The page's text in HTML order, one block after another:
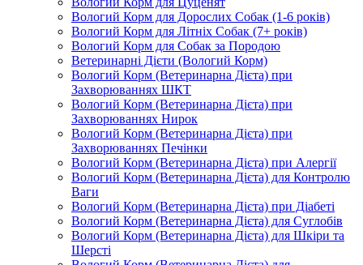
Вологий Корм для Дорослих Собак (1-6 років)
Вологий Корм для Літніх Собак (7+ років)
Вологий Корм для Собак за Породою
Ветеринарні Дієти (Вологий Корм)
Вологий Корм (Ветеринарна Дієта) при
Захворюваннях ШКТ
Вологий Корм (Ветеринарна Дієта) при
Захворюваннях Нирок
Вологий Корм (Ветеринарна Дієта) при
Захворюваннях Печінки
Вологий Корм (Ветеринарна Дієта) при Алергії
Вологий Корм (Ветеринарна Дієта) для Контролю
Ваги
Вологий Корм (Ветеринарна Дієта) при Діабеті
Вологий Корм (Ветеринарна Дієта) для Суглобів
Вологий Корм (Ветеринарна Дієта) для Шкіри та
Шерсті